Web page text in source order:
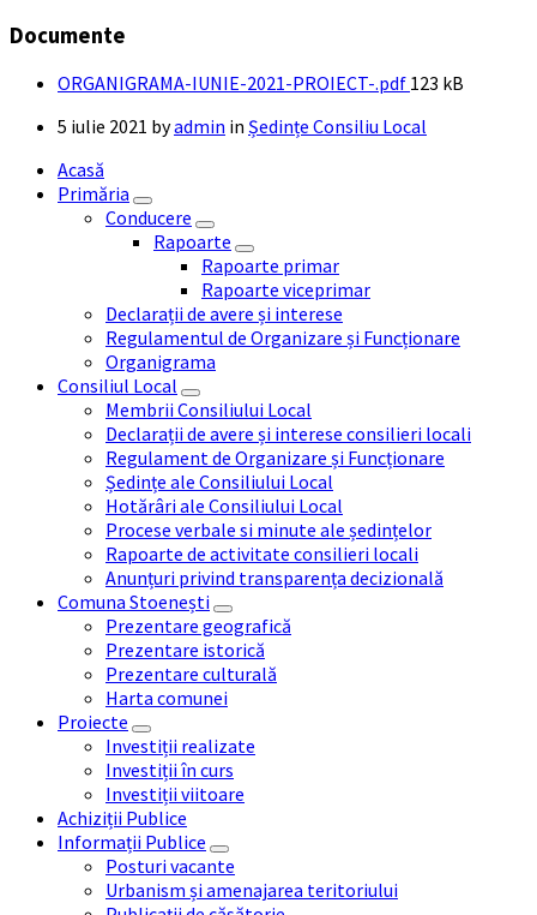
Documente
ORGANIGRAMA-IUNIE-2021-PROIECT-.pdf File
123 kB
5 iulie 2021 byadmin in Ședințe Consiliu Local
Acasă
Primăria
Conducere
Rapoarte
Rapoarte primar
Rapoarte viceprimar
Declarații de avere și interese
Regulamentul de Organizare și Funcționare
Organigrama
Consiliul Local
Membrii Consiliului Local
Declarații de avere și interese consilieri locali
Regulament de Organizare și Funcționare
Ședințe ale Consiliului Local
Hotărâri ale Consiliului Local
Procese verbale si minute ale ședințelor
Rapoarte de activitate consilieri locali
Anunțuri privind transparența decizională
Comuna Stoenești
Prezentare geografică
Prezentare istorică
Prezentare culturală
Harta comunei
Proiecte
Investiții realizate
Investiții în curs
Investiții viitoare
Achiziții Publice
Informații Publice
Posturi vacante
Urbanism și amenajarea teritoriului